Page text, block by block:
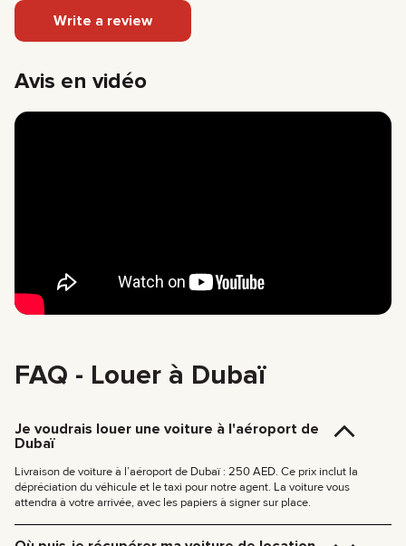
Write a review
Avis en vidéo
FAQ - Louer à Dubaï
Je voudrais louer une voiture à l'aéroport de
Dubaï
Livraison de voiture à l’aéroport de Dubaï : 250 AED. Ce prix inclut la
dépréciation du véhicule et le taxi pour notre agent. La voiture vous
attendra à votre arrivée, avec les papiers à signer sur place.